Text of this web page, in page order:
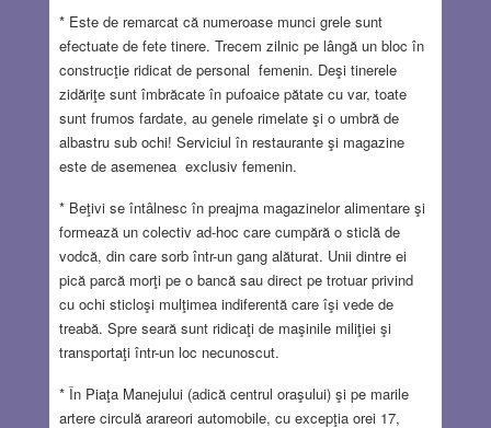
* Este de remarcat că numeroase munci grele sunt
efectuate de fete tinere. Trecem zilnic pe lângă un bloc în
construcţie ridicat de personal femenin. Deşi tinerele
zidăriţe sunt îmbrăcate în pufoaice pătate cu var, toate
sunt frumos fardate, au genele rimelate şi o umbră de
albastru sub ochi! Serviciul în restaurante şi magazine
este de asemenea exclusiv femenin.
* Beţivi se întâlnesc în preajma magazinelor alimentare şi
formează un colectiv ad-hoc care cumpără o sticlă de
vodcă, din care sorb într-un gang alăturat. Unii dintre ei
pică parcă morţi pe o bancă sau direct pe trotuar privind
cu ochi sticloşi mulţimea indiferentă care îşi vede de
treabă. Spre seară sunt ridicaţi de maşinile miliţiei şi
transportaţi într-un loc necunoscut.
* În Piaţa Manejului (adică centrul oraşului) şi pe marile
artere circulă arareori automobile, cu excepţia orei 17,